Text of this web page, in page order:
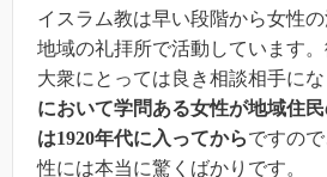
イスラム教は早い段階から女性の
地域の礼拝所で活動しています
大衆にとっては良き相談相手にな
において学問ある女性が地域住
は1920年代に入ってからですの
性には本当に驚くばかりです。